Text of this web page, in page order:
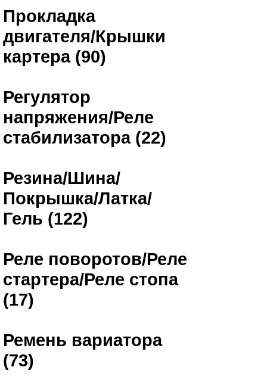
Прокладка
двигателя/Крышки
картера (90)
Регулятор
напряжения/Реле
стабилизатора (22)
Резина/Шина/
Покрышка/Латка/
Гель (122)
Реле поворотов/Реле
стартера/Реле стопа
(17)
Ремень вариатора
(73)